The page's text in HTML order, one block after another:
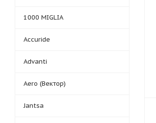
1000 MIGLIA
Accuride
Advanti
Aero (Вектор)
Jantsa